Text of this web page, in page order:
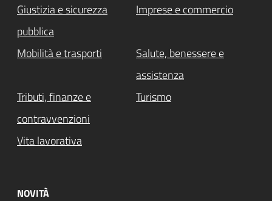
Giustizia e sicurezza
pubblica
Imprese e commercio
Mobilità e trasporti
Salute, benessere e
assistenza
Tributi, finanze e
contravvenzioni
Turismo
Vita lavorativa
NOVITÀ